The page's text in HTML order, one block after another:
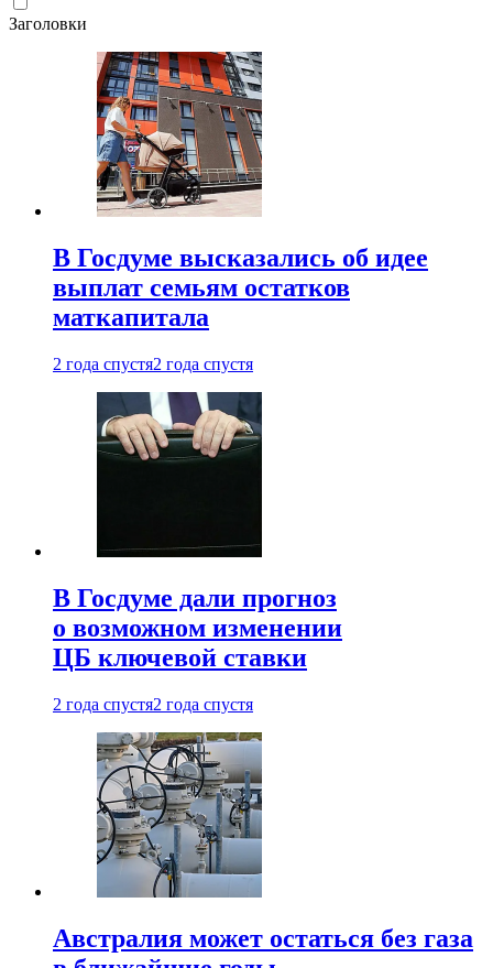
Заголовки
В Госдуме высказались об идее
выплат семьям остатков
маткапитала
2 года спустя2 года спустя
В Госдуме дали прогноз
о возможном изменении
ЦБ ключевой ставки
2 года спустя2 года спустя
Австралия может остаться без газа